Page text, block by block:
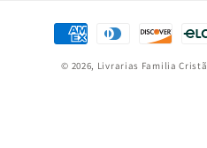
Formas
de
pagamento
© 2026, Livrarias Familia Cristã